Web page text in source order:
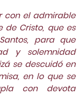
con el admirable
de Cristo, que es
para que
y solemnidad
se descuidó en
en lo que se
con devota